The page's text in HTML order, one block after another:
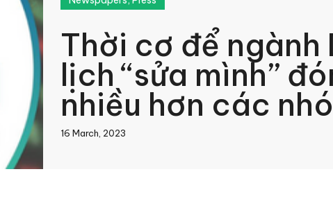
Thời cơ để ngành
lịch “sửa mình”
nhiều hơn các
khách hàng trung
16 March, 2023